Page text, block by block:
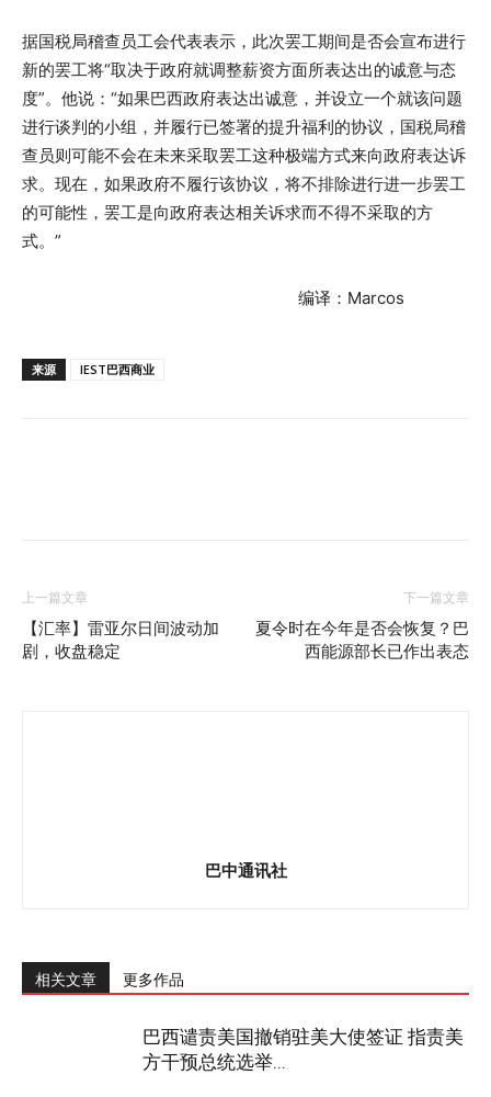
据国税局稽查员工会代表表示，此次罢工期间是否会宣布进行
新的罢工将“取决于政府就调整薪资方面所表达出的诚意与态
度”。他说：“如果巴西政府表达出诚意，并设立一个就该问题
进行谈判的小组，并履行已签署的提升福利的协议，国税局稽
查员则可能不会在未来采取罢工这种极端方式来向政府表达诉
求。现在，如果政府不履行该协议，将不排除进行进一步罢工
的可能性，罢工是向政府表达相关诉求而不得不采取的方
式。”
编译：Marcos
来源 IEST巴西商业
上一篇文章
【汇率】雷亚尔日间波动加
剧，收盘稳定
下一篇文章
夏令时在今年是否会恢复？巴
西能源部长已作出表态
巴中通讯社
相关文章 更多作品
巴西谴责美国撤销驻美大使签证 指责美
方干预总统选举...